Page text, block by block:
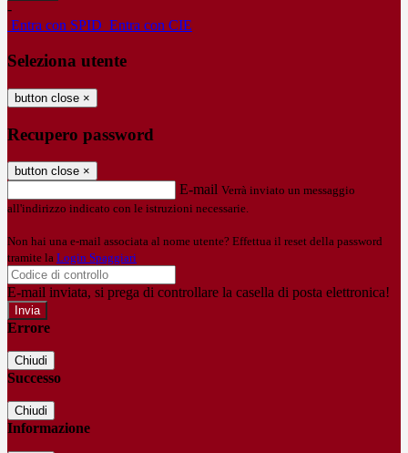
-
Entra con SPID Entra con CIE
Seleziona utente
button close ×
Recupero password
button close ×
E-mail Verrà inviato un messaggio
all'indirizzo indicato con le istruzioni necessarie.
Non hai una e-mail associata al nome utente? Effettua il reset della password
tramite la Login Spaggiari
E-mail inviata, si prega di controllare la casella di posta elettronica!
Errore
Chiudi
Successo
Chiudi
Informazione